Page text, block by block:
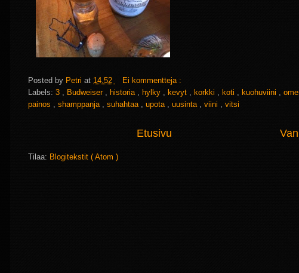
Posted by Petri at 14.52
Ei kommentteja :
Labels: 3 , Budweiser , historia , hylky , kevyt , korkki , koti , kuohuviini ,
painos , shamppanja , suhahtaa , upota , uusinta , viini , vitsi
Etusivu
Tilaa: Blogitekstit ( Atom )